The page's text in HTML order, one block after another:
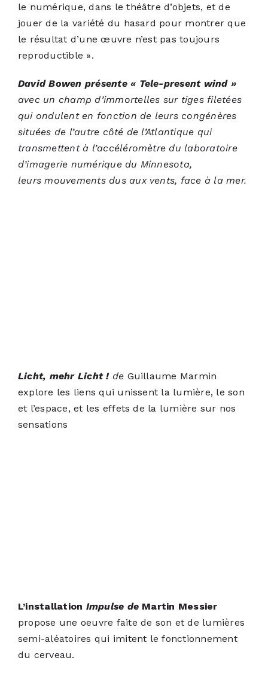
le numérique, dans le théâtre d’objets, et de
jouer de la variété du hasard pour montrer que
le résultat d’une œuvre n’est pas toujours
reproductible ».
David Bowen présente « Tele-present wind »
avec un champ d’immortelles sur tiges filetées
qui ondulent en fonction de leurs congénères
situées de l’autre côté de l’Atlantique qui
transmettent à l’accéléromètre du laboratoire
d’imagerie numérique du Minnesota,
leurs mouvements dus aux vents, face à la mer.
Licht, mehr Licht ! de Guillaume Marmin
explore les liens qui unissent la lumière, le son
et l’espace, et les effets de la lumière sur nos
sensations
L’installation Impulse de Martin Messier
propose une oeuvre faite de son et de lumières
semi-aléatoires qui imitent le fonctionnement
du cerveau.